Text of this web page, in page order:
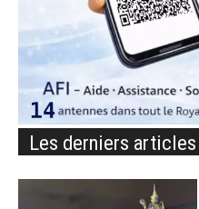
Les derniers articles